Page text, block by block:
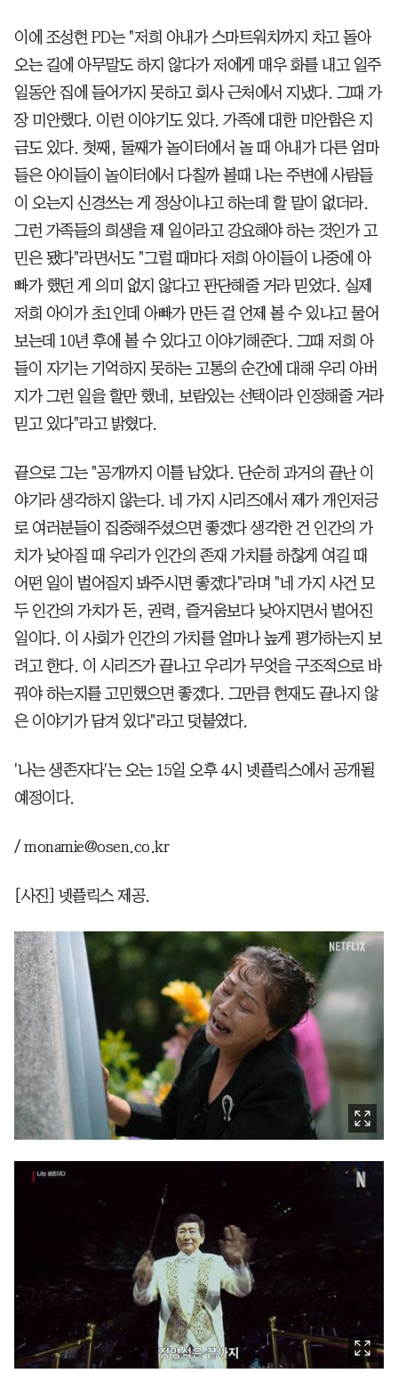
이에 조성현 PD는 "저희 아내가 스마트워치까지 차고 돌아
오는 길에 아무말도 하지 않다가 저에게 매우 화를 내고 일주
일동안 집에 들어가지 못하고 회사 근처에서 지냈다. 그때 가
장 미안했다. 이런 이야기도 있다. 가족에 대한 미안함은 지
금도 있다. 첫째, 둘째가 놀이터에서 놀 때 아내가 다른 엄마
들은 아이들이 놀이터에서 다칠까 볼때 나는 주변에 사람들
이 오는지 신경쓰는 게 정상이냐고 하는데 할 말이 없더라.
그런 가족들의 희생을 제 일이라고 강요해야 하는 것인가 고
민은 됐다"라면서도 "그럴 때마다 저희 아이들이 나중에 아
빠가 했던 게 의미 없지 않다고 판단해줄 거라 믿었다. 실제
저희 아이가 초1인데 아빠가 만든 걸 언제 볼 수 있냐고 물어
보는데 10년 후에 볼 수 있다고 이야기해준다. 그때 저희 아
들이 자기는 기억하지 못하는 고통의 순간에 대해 우리 아버
지가 그런 일을 할만 했네, 보람있는 선택이라 인정해줄 거라
믿고 있다"라고 밝혔다.
끝으로 그는 "공개까지 이틀 남았다. 단순히 과거의 끝난 이
야기라 생각하지 않는다. 네 가지 시리즈에서 제가 개인저긍
로 여러분들이 집중해주셨으면 좋겠다 생각한 건 인간의 가
치가 낮아질 때 우리가 인간의 존재 가치를 하찮게 여길 때
어떤 일이 벌어질지 봐주시면 좋겠다"라며 "네 가지 사건 모
두 인간의 가치가 돈, 권력, 즐거움보다 낮아지면서 벌어진
일이다. 이 사회가 인간의 가치를 얼마나 높게 평가하는지 보
려고 한다. 이 시리즈가 끝나고 우리가 무엇을 구조적으로 바
꿔야 하는지를 고민했으면 좋겠다. 그만큼 현재도 끝나지 않
은 이야기가 담겨 있다"라고 덧붙였다.
'나는 생존자다'는 오는 15일 오후 4시 넷플릭스에서 공개될
예정이다.
/ monamie@osen.co.kr
[사진] 넷플릭스 제공.